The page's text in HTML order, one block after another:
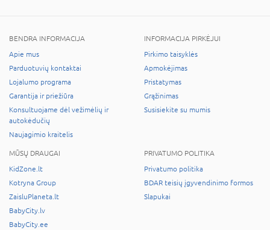
BENDRA INFORMACIJA
Apie mus
Parduotuvių kontaktai
Lojalumo programa
Garantija ir priežiūra
Konsultuojame dėl vežimėlių ir
autokėdučių
Naujagimio kraitelis
INFORMACIJA PIRKĖJUI
Pirkimo taisyklės
Apmokėjimas
Pristatymas
Grąžinimas
Susisiekite su mumis
MŪSŲ DRAUGAI
KidZone.lt
Kotryna Group
ZaisluPlaneta.lt
BabyCity.lv
BabyCity.ee
PRIVATUMO POLITIKA
Privatumo politika
BDAR teisių įgyvendinimo formos
Slapukai